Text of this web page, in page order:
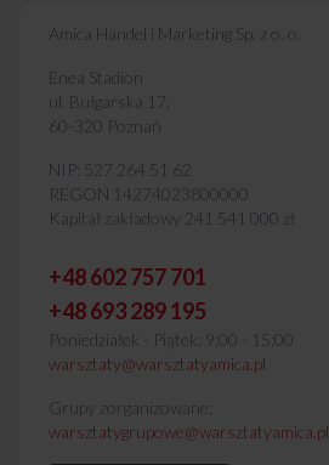
Amica Handel i Marketing Sp. z o. o.
Enea Stadion
ul. Bułgarska 17,
60-320 Poznań
NIP: 527 264 51 62
REGON 14274023800000
Kapitał zakładowy 241 541 000 zł
+48 602 757 701
+48 693 289 195
Poniedziałek - Piątek: 9:00 - 15:00
warsztaty@warsztatyamica.pl
Grupy zorganizowane:
warsztatygrupowe@warsztatyamica.pl